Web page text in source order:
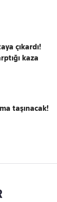
çıkardı!
kaza
taşınacak!